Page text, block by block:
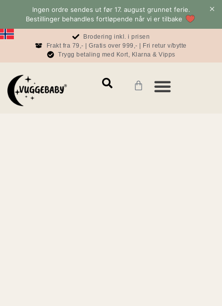
Ingen ordre sendes ut før 17. august grunnet ferie.
Bestillinger behandles fortløpende når vi er tilbake
Brodering inkl. i prisen
Frakt fra 79,- | Gratis over 999,- | Fri retur v/bytte
Trygg betaling med Kort, Klarna & Vipps